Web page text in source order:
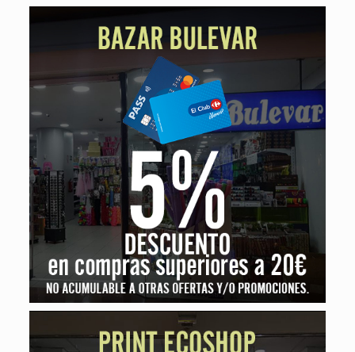
Bazar Bulevar
5% de descuento por compras superiores a 20€. No
acumulable a otras ofertas y/o promociones.